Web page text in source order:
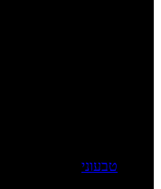
טבעוני